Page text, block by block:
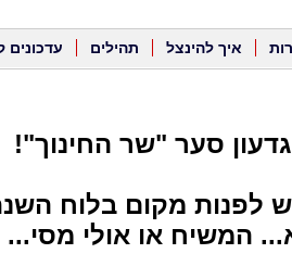
איך להינצל תהילים עדכונים
סער "שר החינוך"!
לפנות מקום בלוח
המשיח או אולי מסי...